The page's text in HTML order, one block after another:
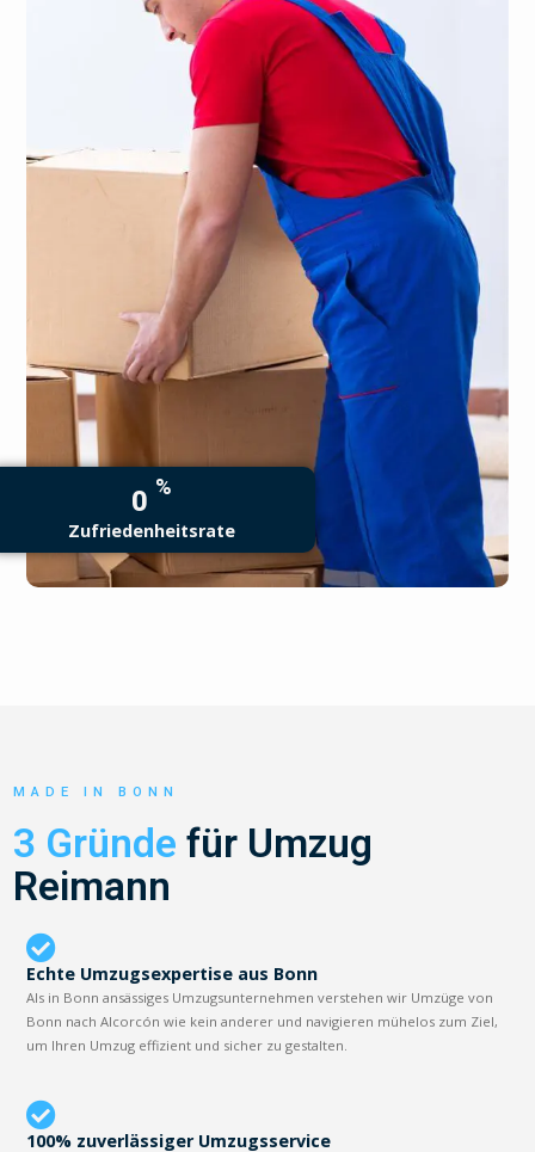
0 %
Zufriedenheitsrate
MADE IN BONN
3 Gründe für Umzug
Reimann
Echte Umzugsexpertise aus Bonn
Als in Bonn ansässiges Umzugsunternehmen verstehen wir Umzüge von
Bonn nach Alcorcón wie kein anderer und navigieren mühelos zum Ziel,
um Ihren Umzug effizient und sicher zu gestalten.
100% zuverlässiger Umzugsservice